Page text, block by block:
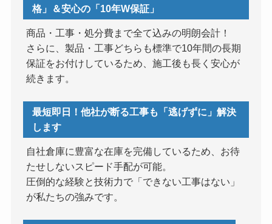
格」＆安心の「10年W保証」
商品・工事・処分費まで全て込みの明朗会計！
さらに、製品・工事どちらも標準で10年間の長期
保証をお付けしているため、施工後も長く安心が
続きます。
最短即日！他社が断る工事も「逃げずに」解決
します
自社倉庫に豊富な在庫を完備しているため、お待
たせしないスピード手配が可能。
圧倒的な経験と技術力で「できない工事はない」
が私たちの強みです。